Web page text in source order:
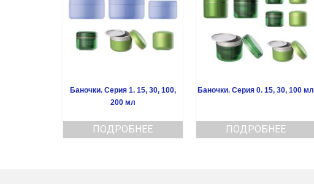
Баночки. Серия 1. 15, 30, 100,
200 мл
ПОДРОБНЕЕ
Баночки. Серия 0. 15, 30, 100 мл
ПОДРОБНЕЕ